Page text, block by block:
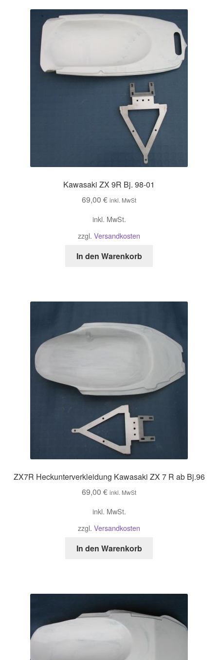
Kawasaki ZX 9R Bj. 98-01
69,00 € inkl. MwSt
inkl. MwSt.
zzgl. Versandkosten
In den Warenkorb
ZX7R Heckunterverkleidung Kawasaki ZX 7 R ab Bj.96
69,00 € inkl. MwSt
inkl. MwSt.
zzgl. Versandkosten
In den Warenkorb